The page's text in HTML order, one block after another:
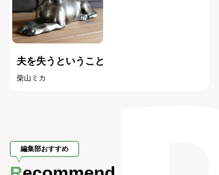
夫を失うということ
柴山ミカ
編集部おすすめ